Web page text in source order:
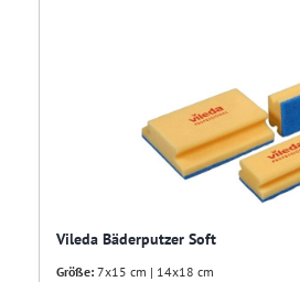
Vileda Bäderputzer Soft
Größe: 7x15 cm | 14x18 cm